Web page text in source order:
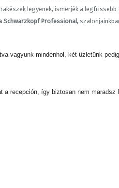
legyenek, ismerjék a
Schwarzkopf Professional,
vagyunk mindenhol, két üzletünk
a recepción, így biztosan nem